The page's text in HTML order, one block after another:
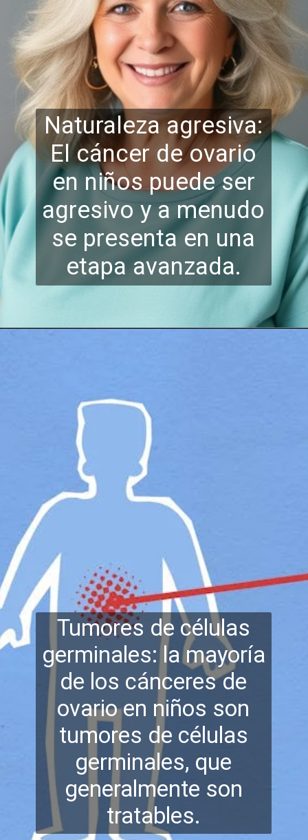
Naturaleza agresiva:
El cáncer de ovario
en niños puede ser
agresivo y a menudo
se presenta en una
etapa avanzada.
Tumores de células
germinales: la mayoría
de los cánceres de
ovario en niños son
tumores de células
germinales, que
generalmente son
tratables.